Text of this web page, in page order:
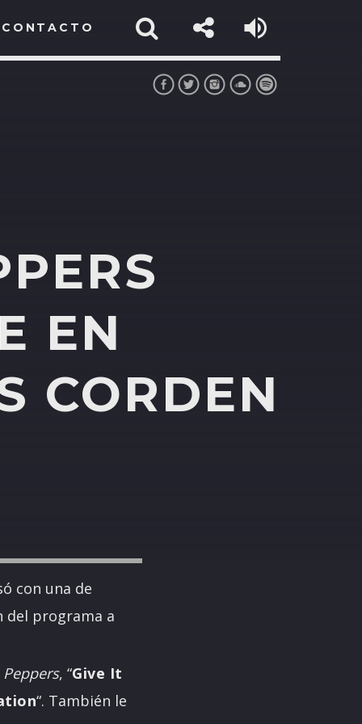
CONTACTO
EN
CORDEN
con una de
del programa a
Peppers, “Give It
“. También le